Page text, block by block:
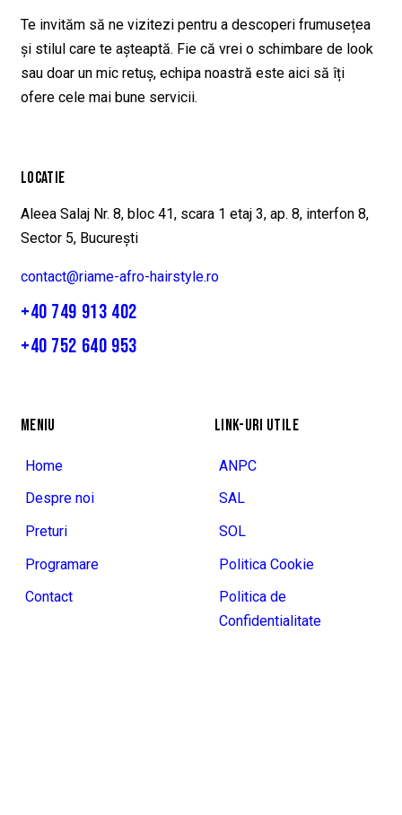
Te invităm să ne vizitezi pentru a descoperi frumusețea
și stilul care te așteaptă. Fie că vrei o schimbare de look
sau doar un mic retuș, echipa noastră este aici să îți
ofere cele mai bune servicii.
LOCATIE
Aleea Salaj Nr. 8, bloc 41, scara 1 etaj 3, ap. 8, interfon 8,
Sector 5, București
contact@riame-afro-hairstyle.ro
+40 749 913 402
+40 752 640 953
MENIU
Home
Despre noi
Preturi
Programare
Contact
LINK-URI UTILE
ANPC
SAL
SOL
Politica Cookie
Politica de
Confidentialitate